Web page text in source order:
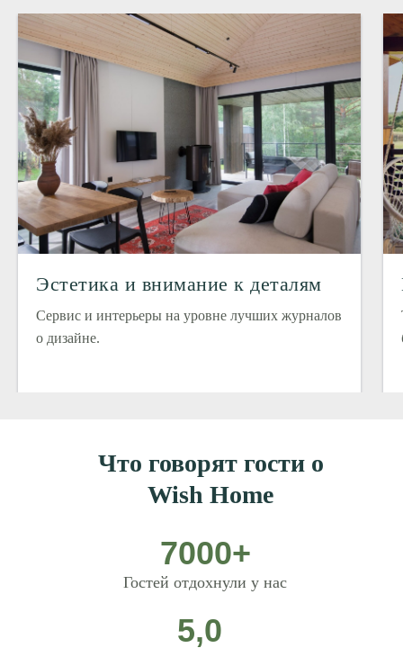
Эстетика и внимание к деталям
Сервис и интерьеры на уровне лучших журналов
о дизайне.
Гостей отдохнули у нас
7000+
5,0
Что говорят гости о
Wish Home